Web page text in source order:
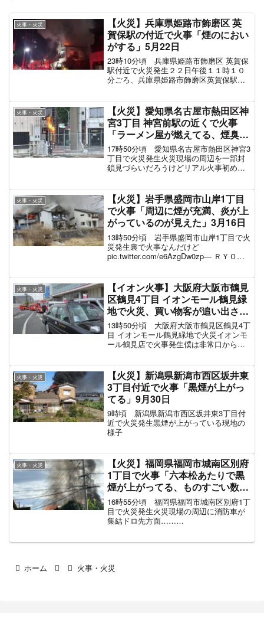
火事・火災
【火災】兵庫県姫路市飾磨区 英
賀保駅の付近で火事「煙のにおい
がする」5月22日
23時10分頃 兵庫県姫路市飾磨区 英賀保
駅付近で火災発生２２日午後１１時１０
分ごろ、兵庫県姫路市飾磨区英賀保駅前
られっく (@PP_Larec) May 2...
火事・火災
【火災】愛知県名古屋市熱田区神
宮3丁目 神宮前駅の近くで火事
「ラーメン屋が燃えてる、煙臭
い」5月22日
17時50分頃 愛知県名古屋市熱田区神宮3
丁目で火災発生火災現場の周辺を一部封
鎖見づらいだろうけどリアル火事初めて
pic.twitter.com/DdzYGOR1j5— と...
火事・火災
【火災】岩手県盛岡市山岸1丁目
で火事「周辺に煙が充満、炎が上
がっているのが見えた」3月16日
13時50分頃 岩手県盛岡市山岸1丁目で火
災発生裏で火事なんだけど
pic.twitter.com/e6AzgDw0zp— ＲＹＯＲ
火事・火災
【イオン火事】大阪府大阪市鶴見
区鶴見4丁目 イオンモール鶴見緑
地で火災、買い物客が追い出され
終日営業中止「4階リブロ火事で
非常口から脱出、店員さんが飲み
物を配布してる」「消防車と救急
#大阪 7月10日
13時50分頃 大阪府大阪市鶴見区鶴見4丁
目 イオンモール鶴見緑地で火災イオンモ
ール鶴見店で火事発生僕は非常口から無
@2022年組SFC (@pitapan5...
火事・火災
【火災】新潟県新潟市西区坂井東
3丁目付近で火事「黒煙が上がっ
てる」9月30日
9時頃 新潟県新潟市西区坂井東3丁目付
近で火災発生黒煙が上がっている現地の
様子
火事・火災
【火災】福岡県福岡市城南区別府
1丁目で火事「六本松あたりで黒
煙が上がってる、ものすごい数の
消防車と上空をヘリが旋回」#福
岡 9月15日
16時55分頃 福岡県福岡市城南区別府1丁
目で火災発生火災現場の周辺に消防車が
集結ドロ先方面……
ホーム
火事・火災